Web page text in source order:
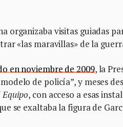
organizaba visitas guiadas
«las maravillas» de la
en noviembre de 2009, la
de policía”, y meses
Equipo, con acceso a esas
se exaltaba la figura de